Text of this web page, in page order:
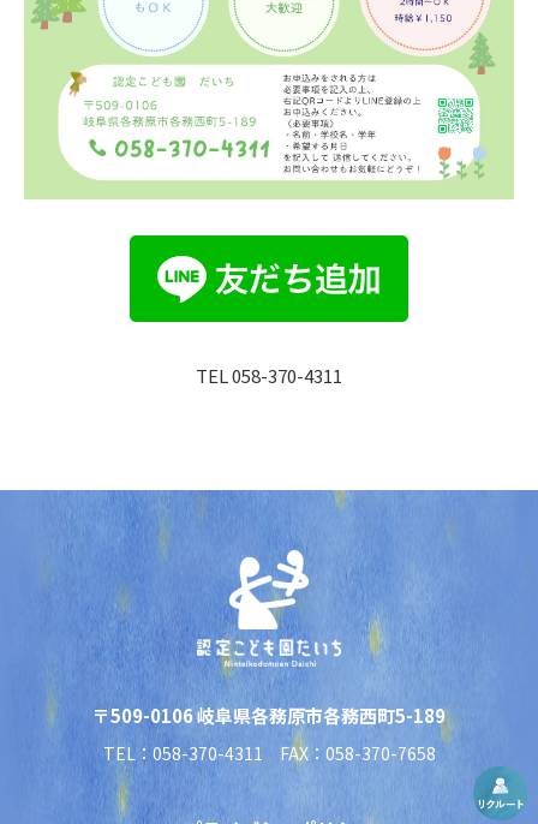
TEL 058-370-4311
〒509-0106 岐阜県各務原市各務西町5-189
TEL：058-370-4311 FAX：058-370-7658